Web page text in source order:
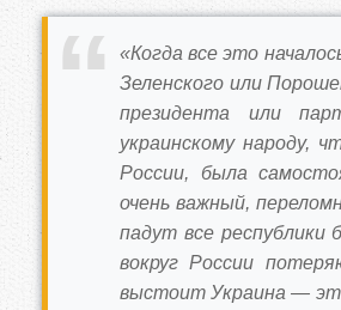
«Когда все это
Зеленского или
президента или
украинскому народу,
России, была
очень важный,
падут все
вокруг России
выстоит Украина —